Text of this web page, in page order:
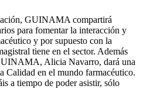
GUINAMA compartirá
para fomentar la interacción y
y por supuesto con la
tiene en el sector. Además
Alicia Navarro, dará una
Calidad en el mundo farmacéutico.
a tiempo de poder asistir, sólo